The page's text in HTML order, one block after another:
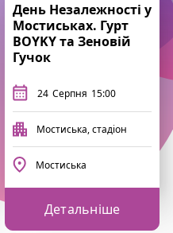
День Незалежності у
Мостиськах. Гурт
BOYKY та Зеновій
Гучок
24 Серпня 15:00
Мостиська, стадіон
Мостиська
Детальніше